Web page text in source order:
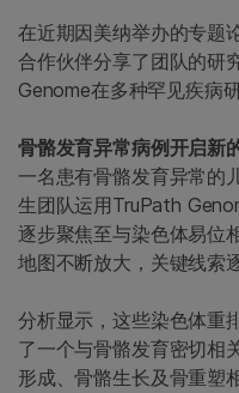
在近期因美纳举办的专题
合作伙伴分享了团队的研
Genome在多种罕见疾病
骨骼发育异常病例开启新
一名患有骨骼发育异常的
生团队运用TruPath
逐步聚焦至与染色体易
地图不断放大，关键线索
分析显示，这些染色体重
了一个与骨骼发育密切相
形成、骨骼生长及骨重塑